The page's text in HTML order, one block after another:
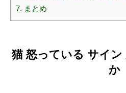
7. まとめ
猫 怒っている サイ
か